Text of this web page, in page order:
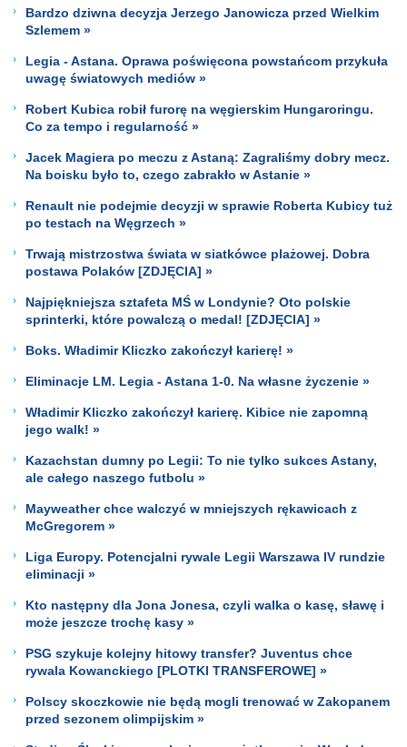
Bardzo dziwna decyzja Jerzego Janowicza przed Wielkim
Szlemem »
Legia - Astana. Oprawa poświęcona powstańcom przykuła
uwagę światowych mediów »
Robert Kubica robił furorę na węgierskim Hungaroringu.
Co za tempo i regularność »
Jacek Magiera po meczu z Astaną: Zagraliśmy dobry mecz.
Na boisku było to, czego zabrakło w Astanie »
Renault nie podejmie decyzji w sprawie Roberta Kubicy tuż
po testach na Węgrzech »
Trwają mistrzostwa świata w siatkówce plażowej. Dobra
postawa Polaków [ZDJĘCIA] »
Najpiękniejsza sztafeta MŚ w Londynie? Oto polskie
sprinterki, które powalczą o medal! [ZDJĘCIA] »
Boks. Władimir Kliczko zakończył karierę! »
Eliminacje LM. Legia - Astana 1-0. Na własne życzenie »
Władimir Kliczko zakończył karierę. Kibice nie zapomną
jego walk! »
Kazachstan dumny po Legii: To nie tylko sukces Astany,
ale całego naszego futbolu »
Mayweather chce walczyć w mniejszych rękawicach z
McGregorem »
Liga Europy. Potencjalni rywale Legii Warszawa IV rundzie
eliminacji »
Kto następny dla Jona Jonesa, czyli walka o kasę, sławę i
może jeszcze trochę kasy »
PSG szykuje kolejny hitowy transfer? Juventus chce
rywala Kowanckiego [PLOTKI TRANSFEROWE] »
Polscy skoczkowie nie będą mogli trenować w Zakopanem
przed sezonem olimpijskim »